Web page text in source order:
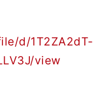
d/1T2ZA2dT-
view